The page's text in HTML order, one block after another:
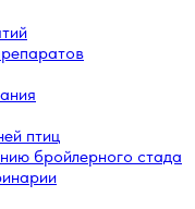
птиц
бройлерного стада